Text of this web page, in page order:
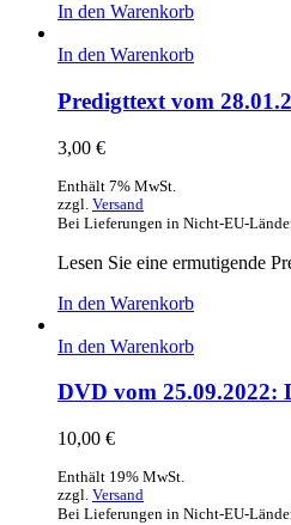
In den Warenkorb
In den Warenkorb
Predigttext vom
3,00 €
Enthält 7% MwSt.
zzgl. Versand
Bei Lieferungen in Nicht-EU-
Lesen Sie eine ermutigende
In den Warenkorb
In den Warenkorb
DVD vom 25.09.2022:
10,00 €
Enthält 19% MwSt.
zzgl. Versand
Bei Lieferungen in Nicht-EU-